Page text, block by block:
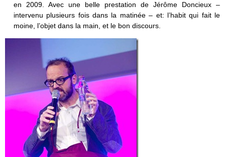
en 2009. Avec une belle prestation de Jérôme Doncieux –
intervenu plusieurs fois dans la matinée – et: l’habit qui fait le
moine, l’objet dans la main, et le bon discours.